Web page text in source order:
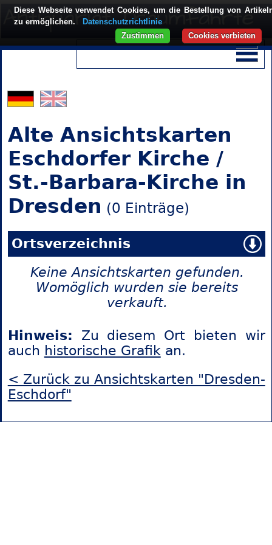
Alte Ansichtskarten
Eschdorfer Kirche /
St.-Barbara-Kirche in
Dresden (0 Einträge)
Ortsverzeichnis
Keine Ansichtskarten gefunden.
Womöglich wurden sie bereits
verkauft.
Hinweis: Zu diesem Ort bieten wir
auch historische Grafikan.
< Zurück zu Ansichtskarten "Dresden-
Eschdorf"
Diese Webseite verwendet Cookies, um die Bestellung von
zu ermöglichen.
Datenschutzrichtlinie
Cookies verbieten
Zustimmen